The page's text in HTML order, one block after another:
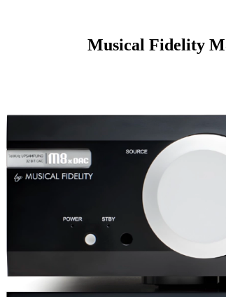
Musical Fidelity